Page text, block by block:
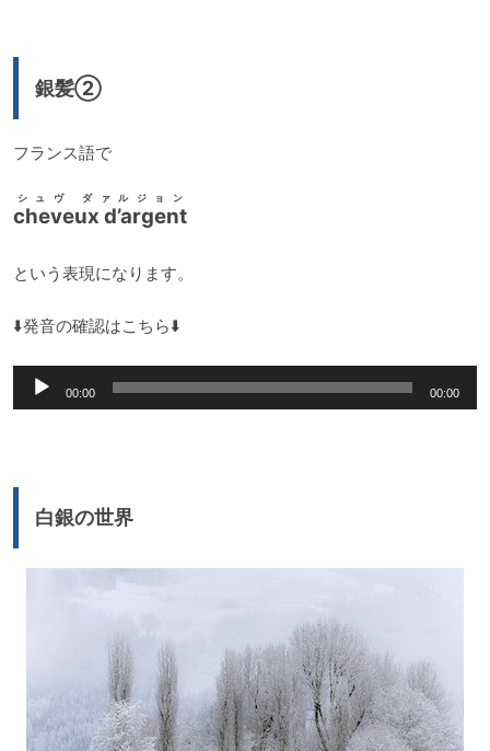
銀髪②
フランス語で
cheveux d’argent
シュヴ ダァルジョン
という表現になります。
⬇️発音の確認はこちら⬇️
声
ー
00:00 00:00
白銀の世界